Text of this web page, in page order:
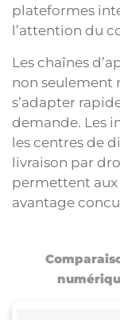
plateformes
l’attention du
Les chaînes
non seulement
s’adapter
demande. Les
les centres de
livraison par
permettent
avantage